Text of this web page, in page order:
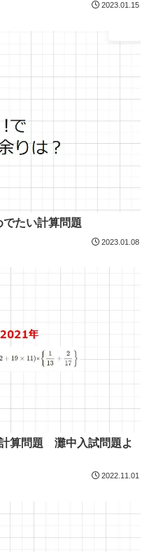
2023.01.15
い計算問題
2023.01.08
問題 灘中入試問題よ
2022.11.01